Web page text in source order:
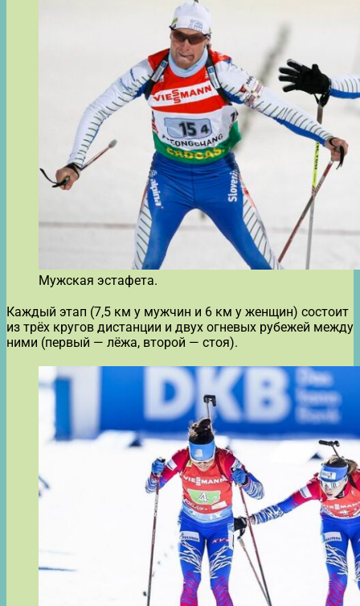
Мужская эстафета.
Каждый этап (7,5 км у мужчин и 6 км у женщин) состоит
из трёх кругов дистанции и двух огневых рубежей между
ними (первый — лёжа, второй — стоя).